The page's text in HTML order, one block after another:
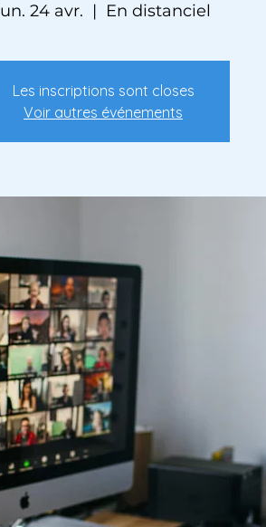
24 avr.
  |
En distanciel
Les inscriptions sont closes
Voir autres événements